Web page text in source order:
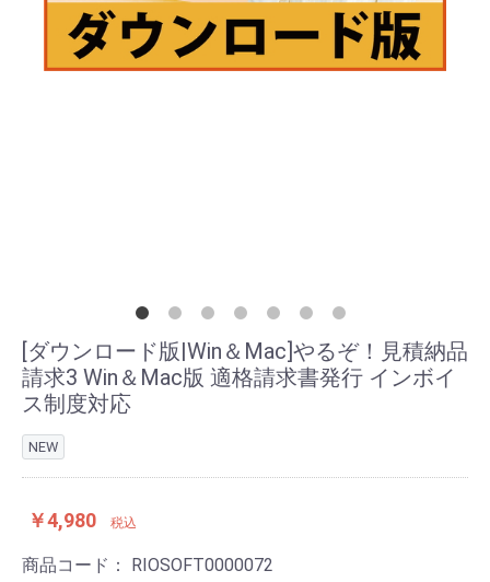
[ダウンロード版|Win＆Mac]やるぞ！見積納品
請求3 Win＆Mac版 適格請求書発行 インボイ
ス制度対応
NEW
￥4,980 税込
商品コード： RIOSOFT0000072